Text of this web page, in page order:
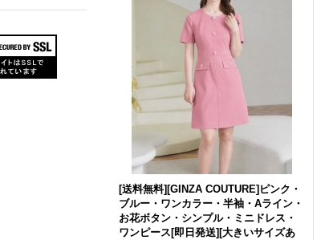
[送料無料][GINZA COUTURE]ピンク・
ブルー・ワンカラー・半袖・Aライン・
お花ボタン・シンプル・ミニドレス・
ワンピース[即日発送][大きいサイズあ